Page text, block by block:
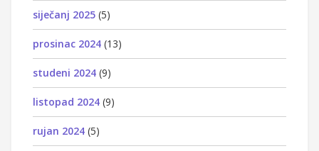
siječanj 2025 (5)
prosinac 2024 (13)
studeni 2024 (9)
listopad 2024 (9)
rujan 2024 (5)